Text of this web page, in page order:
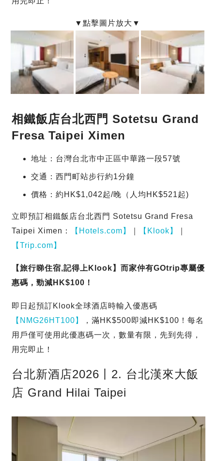
相鐵飯店台北西門 Sotetsu Grand
Fresa Taipei Ximen
地址：台灣台北市中正區中華路一段57號
交通：西門町站步行約1分鐘
價格：約HK$1,042起/晚（人均HK$521起)
立即預訂相鐵飯店台北西門 Sotetsu Grand Fresa
Taipei Ximen：
【Hotels.com】 【Klook】
【Trip.com】
【旅行睇住宿,記得上Klook】而家仲有GOtrip專屬優
惠碼，勁減HK$100！
即日起預訂Klook全球酒店時輸入優惠碼
【NMG26HT100】
，滿HK$500即減HK$100！每名
用戶僅可使用此優惠碼一次，數量有限，先到先得，
用完即止！
台北新酒店2026丨2. 台北漢來大飯
店 Grand Hilai Taipei